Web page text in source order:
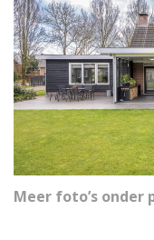
Meer foto’s